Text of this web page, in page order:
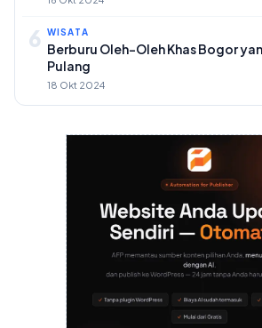
6 WISATA
Berburu Oleh-Oleh Khas Bogor
Pulang
18 Okt 2024